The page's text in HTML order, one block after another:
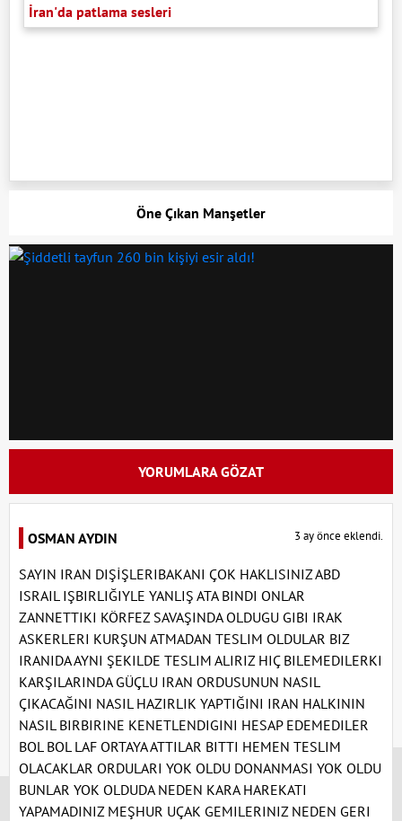
İran'da patlama sesleri
Öne Çıkan Manşetler
YORUMLARA GÖZAT
OSMAN AYDIN 3 ay önce eklendi.
SAYIN IRAN DIŞİŞLERIBAKANI ÇOK HAKLISINIZ ABD
ISRAIL IŞBIRLIĞIYLE YANLIŞ ATA BINDI ONLAR
ZANNETTIKI KÖRFEZ SAVAŞINDA OLDUGU GIBI IRAK
ASKERLERI KURŞUN ATMADAN TESLIM OLDULAR BIZ
IRANIDA AYNI ŞEKILDE TESLIM ALIRIZ HIÇ BILEMEDILERKI
KARŞILARINDA GÜÇLU IRAN ORDUSUNUN NASIL
ÇIKACAĞINI NASIL HAZIRLIK YAPTIĞINI IRAN HALKININ
NASIL BIRBIRINE KENETLENDIGINI HESAP EDEMEDILER
BOL BOL LAF ORTAYA ATTILAR BITTI HEMEN TESLIM
OLACAKLAR ORDULARI YOK OLDU DONANMASI YOK OLDU
BUNLAR YOK OLDUDA NEDEN KARA HAREKATI
YAPAMADINIZ MEŞHUR UÇAK GEMILERINIZ NEDEN GERI